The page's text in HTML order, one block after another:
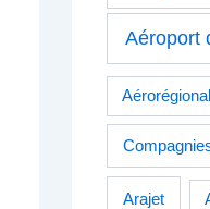
Aéroport
Aérorégional
Arajet